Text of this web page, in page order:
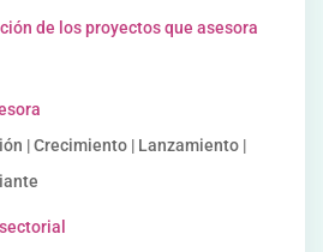
de los proyectos que asesora
| Crecimiento | Lanzamiento |